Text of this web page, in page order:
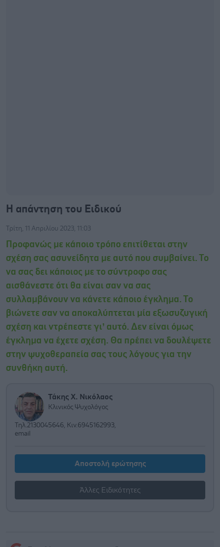
Η απάντηση του Ειδικού
Τρίτη, 11 Απριλίου 2023, 11:03
Προφανώς με κάποιο τρόπο επιτίθεται στην
σχέση σας ασυνείδητα με αυτό που συμβαίνει. Το
να σας δει κάποιος με το σύντροφο σας
αισθάνεστε ότι θα είναι σαν να σας
συλλαμβάνουν να κάνετε κάποιο έγκλημα. Το
βιώνετε σαν να αποκαλύπτεται μία εξωσυζυγική
σχέση και ντρέπεστε γι’ αυτό. Δεν είναι όμως
έγκλημα να έχετε σχέση. Θα πρέπει να δουλέψετε
στην ψυχοθεραπεία σας τους λόγους για την
συνθήκη αυτή.
Τάκης Χ. Νικόλαος
Κλινικός Ψυχολόγος
Τηλ.2130045646, Κιν.6945162993,
email
Αποστολή ερώτησης
Άλλες Ειδικότητες